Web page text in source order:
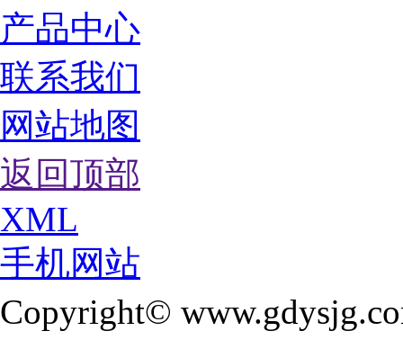
产品中心
联系我们
网站地图
返回顶部
XML
手机网站
Copyright©